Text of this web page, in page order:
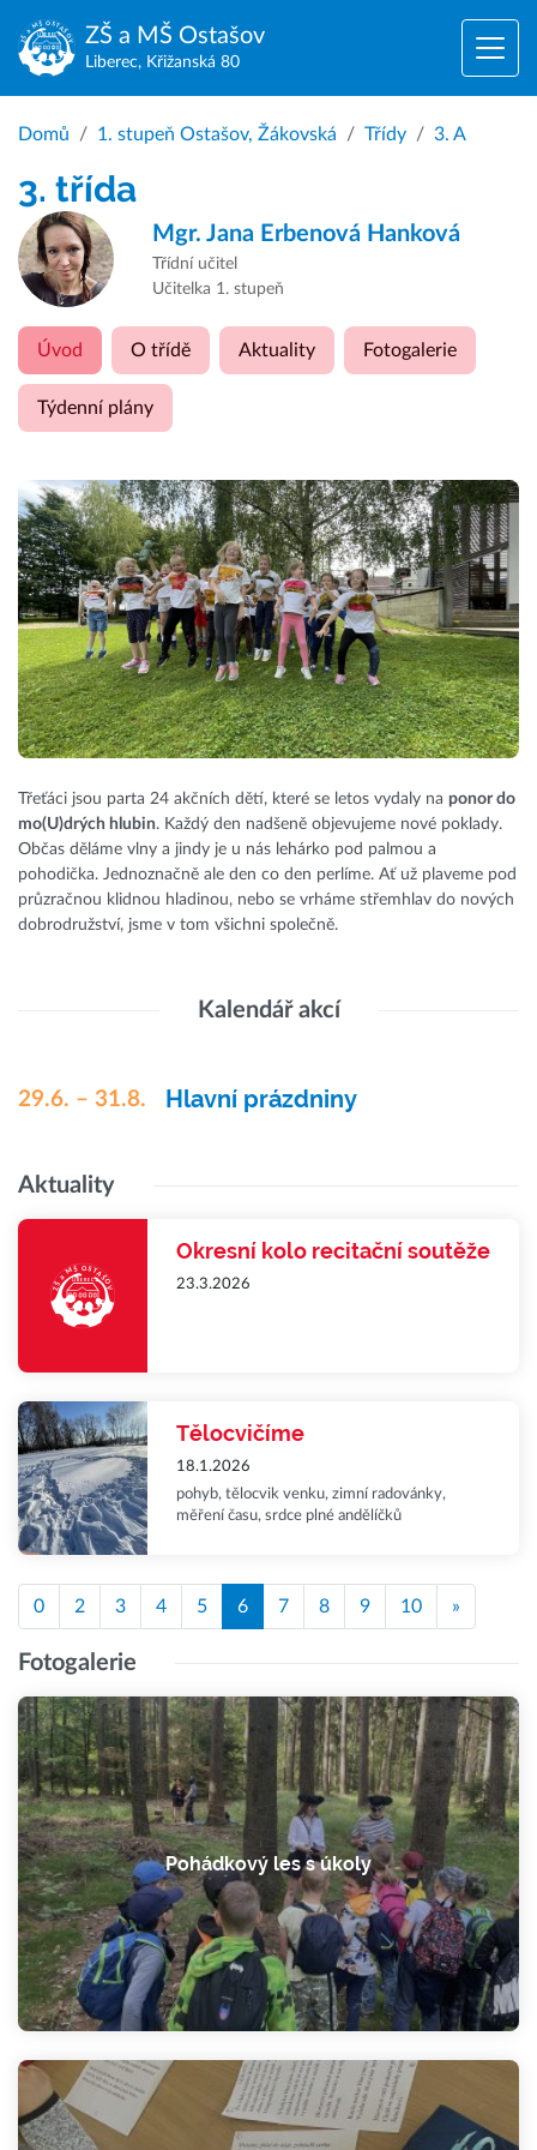
ZŠ a MŠ Ostašov
Liberec, Křižanská 80
Domů 1. stupeň Ostašov, Žákovská Třídy 3. A
3. třída
Mgr. Jana Erbenová Hanková
Třídní učitel
Učitelka 1. stupeň
Úvod O třídě Aktuality Fotogalerie
Týdenní plány
Třeťáci jsou parta 24 akčních dětí, které se letos vydaly na ponor do
mo(U)drých hlubin. Každý den nadšeně objevujeme nové poklady.
Občas děláme vlny a jindy je u nás lehárko pod palmou a
pohodička. Jednoznačně ale den co den perlíme. Ať už plaveme pod
průzračnou klidnou hladinou, nebo se vrháme střemhlav do nových
dobrodružství, jsme v tom všichni společně.
Kalendář akcí
29.6. – 31.8. Hlavní prázdniny
Aktuality
Okresní kolo recitační soutěže
23.3.2026
Tělocvičíme
18.1.2026
pohyb, tělocvik venku, zimní radovánky,
měření času, srdce plné andělíčků
0 2 3 4 5 6 7 8 9 10 »
Fotogalerie
Pohádkový les s úkoly